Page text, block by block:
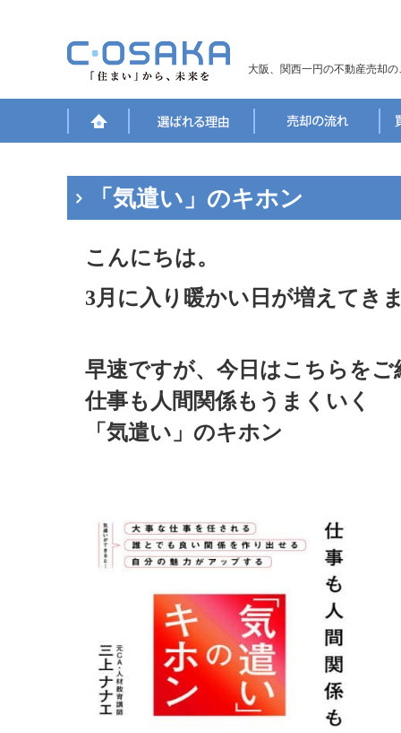
大阪、関西一円の不動産売却
「気遣い」のキホン
こんにちは。
3月に入り暖かい日が増えてき
早速ですが、今日はこちらをご
仕事も人間関係もうまくいく
「気遣い」のキホン